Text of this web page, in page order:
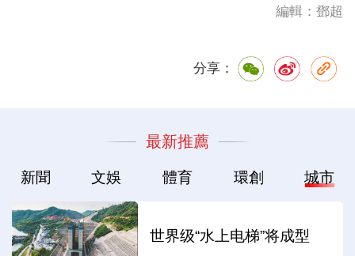
編輯：鄧超
分享：
最新推薦
新聞 文娛 體育 環創 城市
世界级“水上电梯”将成型